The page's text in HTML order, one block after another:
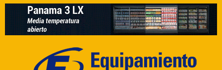
Saltar
contenido